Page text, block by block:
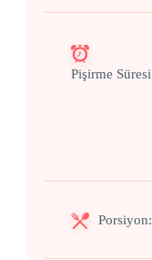
Pişirme Süresi
Porsiyon: